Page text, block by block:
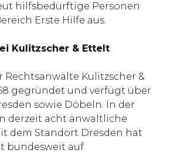
hilfsbedürftige Personen
Erste Hilfe aus.
Kulitzscher & Ettelt
Rechtsanwälte Kulitzscher &
gegründet und verfügt über
sowie Döbeln. In der
derzeit acht anwaltliche
dem Standort Dresden hat
bundesweit auf